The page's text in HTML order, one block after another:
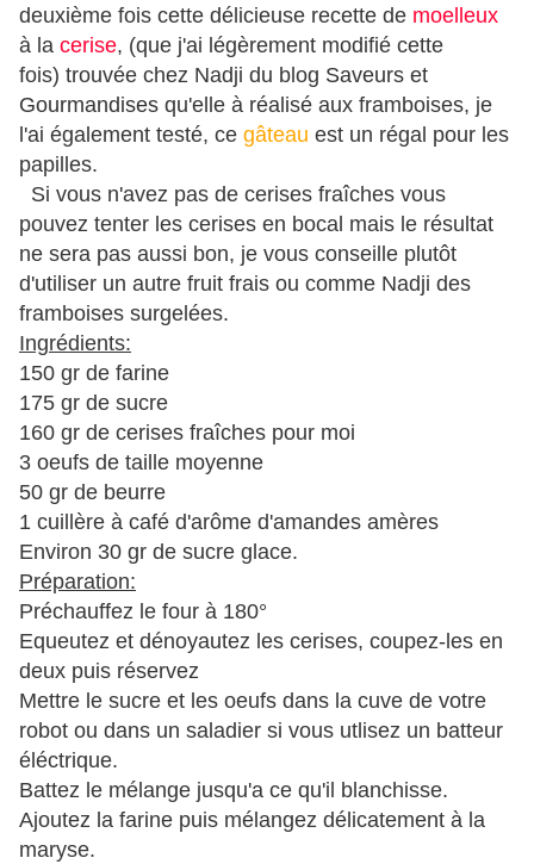
deuxième fois cette délicieuse recette de moelleux
à la cerise, (que j'ai légèrement modifié cette
fois) trouvée chez Nadji du blog Saveurs et
Gourmandises qu'elle à réalisé aux framboises, je
l'ai également testé, ce gâteau est un régal pour les
papilles.
Si vous n'avez pas de cerises fraîches vous
pouvez tenter les cerises en bocal mais le résultat
ne sera pas aussi bon, je vous conseille plutôt
d'utiliser un autre fruit frais ou comme Nadji des
framboises surgelées.
Ingrédients:
150 gr de farine
175 gr de sucre
160 gr de cerises fraîches pour moi
3 oeufs de taille moyenne
50 gr de beurre
1 cuillère à café d'arôme d'amandes amères
Environ 30 gr de sucre glace.
Préparation:
Préchauffez le four à 180°
Equeutez et dénoyautez les cerises, coupez-les en
deux puis réservez
Mettre le sucre et les oeufs dans la cuve de votre
robot ou dans un saladier si vous utlisez un batteur
éléctrique.
Battez le mélange jusqu'a ce qu'il blanchisse.
Ajoutez la farine puis mélangez délicatement à la
maryse.